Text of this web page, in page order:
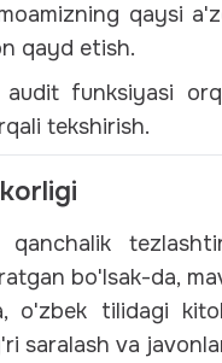
qaysi
qayd etish.
audit funksiyasi
tekshirish.
qanchalik
bo'lsak-da,
o'zbek tilidagi
saralash va